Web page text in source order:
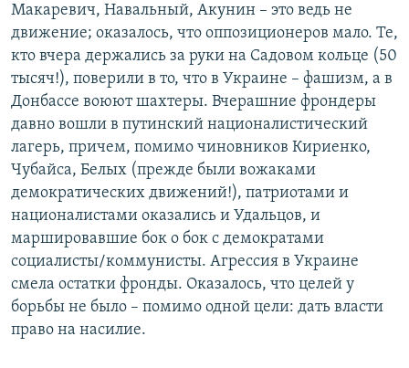
Макаревич, Навальный, Акунин – это ведь не
движение; оказалось, что оппозиционеров мало. Те,
кто вчера держались за руки на Садовом кольце (50
тысяч!), поверили в то, что в Украине – фашизм, а в
Донбассе воюют шахтеры. Вчерашние фрондеры
давно вошли в путинский националистический
лагерь, причем, помимо чиновников Кириенко,
Чубайса, Белых (прежде были вожаками
демократических движений!), патриотами и
националистами оказались и Удальцов, и
маршировавшие бок о бок с демократами
социалисты/коммунисты. Агрессия в Украине
смела остатки фронды. Оказалось, что целей у
борьбы не было – помимо одной цели: дать власти
право на насилие.